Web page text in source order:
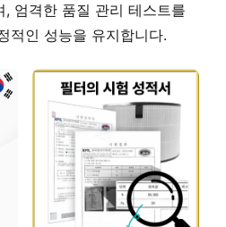
, 엄격한 품질 관리 테스트를
적인 성능을 유지합니다.